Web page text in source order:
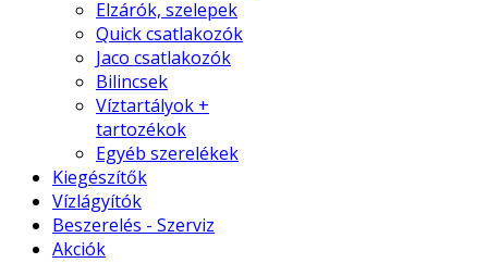
Elzárók, szelepek
Quick csatlakozók
Jaco csatlakozók
Bilincsek
Víztartályok +
tartozékok
Egyéb szerelékek
Kiegészítők
Vízlágyítók
Beszerelés - Szerviz
Akciók